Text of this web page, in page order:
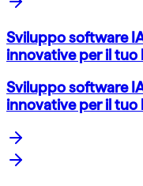
Sviluppo software
innovative per il tuo
Sviluppo software
innovative per il tuo